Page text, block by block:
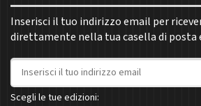
Inserisci il tuo indirizzo email per
direttamente nella tua casella di
Indirizzo email
Scegli le tue edizioni: